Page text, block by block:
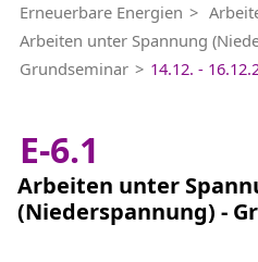
Erneuerbare Energien
Arbeiten unter Spannung
Grundseminar
14.12. -
E-6.1
Arbeiten unter
(Niederspannung) -